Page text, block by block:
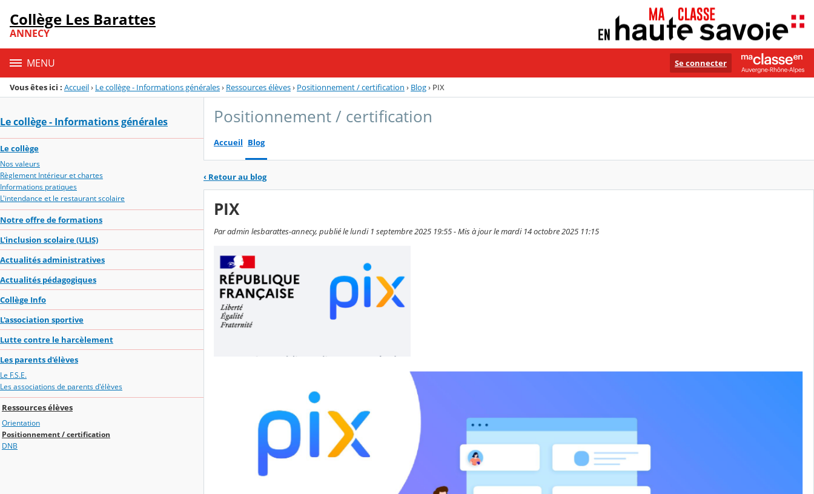
Menu de la rubrique
Contenu
Collège Les Barattes
ANNECY
MENU Se connecter
Vous êtes ici : Accueil› Le collège - Informations générales› Ressources élèves› Positionnement / certification › Blog› PIX
Le collège - Informations générales
Le collège
Nos valeurs
Règlement Intérieur et chartes
Informations pratiques
L'intendance et le restaurant scolaire
Notre offre de formations
L'inclusion scolaire (ULIS)
Actualités administratives
Actualités pédagogiques
Collège Info
L'association sportive
Lutte contre le harcèlement
Les parents d'élèves
Le F.S.E.
Les associations de parents d'élèves
Ressources élèves
Orientation
Positionnement / certification
DNB
Positionnement / certification
Accueil Blog
‹ Retour au blog
PIX
Par admin lesbarattes-annecy, publié le lundi 1 septembre 2025 19:55 - Mis à jour le mardi 14 octobre 2025 11:15